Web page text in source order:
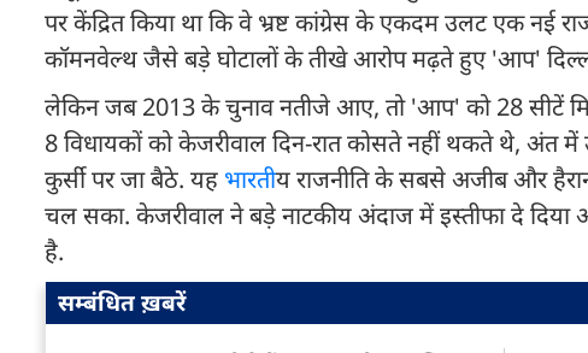
पर केंद्रित किया था कि वे भ्रष्ट कांग्रेस के एकदम उलट एक नई
कॉमनवेल्थ जैसे बड़े घोटालों के तीखे आरोप मढ़ते हुए 'आप'
लेकिन जब 2013 के चुनाव नतीजे आए, तो 'आप' को 28 सीटें
8 विधायकों को केजरीवाल दिन-रात कोसते नहीं थकते थे, अंत में
कुर्सी पर जा बैठे. यह भारतीय राजनीति के सबसे अजीब और
चल सका. केजरीवाल ने बड़े नाटकीय अंदाज में इस्तीफा दे दिया
है.
सम्बंधित ख़बरें